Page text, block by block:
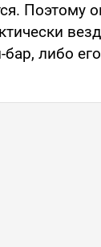
Поэтому
бар, либо